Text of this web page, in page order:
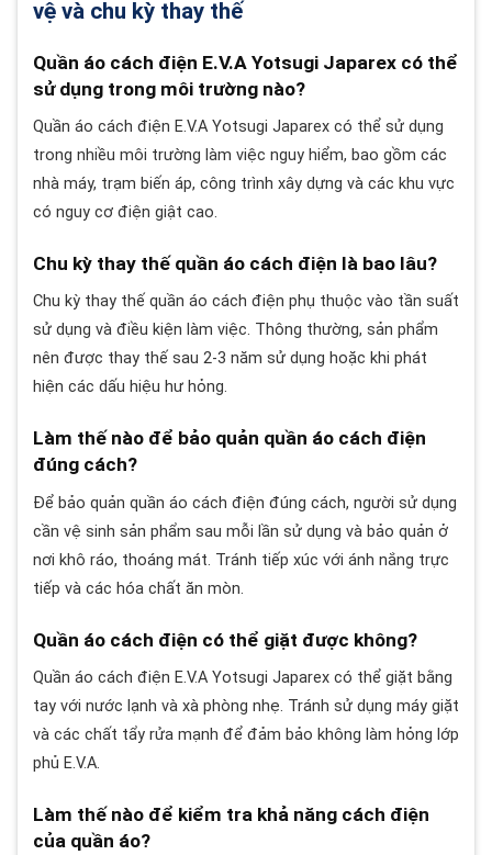
vệ và chu kỳ thay thế
Quần áo cách điện E.V.A Yotsugi Japarex có thể
sử dụng trong môi trường nào?
Quần áo cách điện E.V.A Yotsugi Japarex có thể sử dụng
trong nhiều môi trường làm việc nguy hiểm, bao gồm các
nhà máy, trạm biến áp, công trình xây dựng và các khu vực
có nguy cơ điện giật cao.
Chu kỳ thay thế quần áo cách điện là bao lâu?
Chu kỳ thay thế quần áo cách điện phụ thuộc vào tần suất
sử dụng và điều kiện làm việc. Thông thường, sản phẩm
nên được thay thế sau 2-3 năm sử dụng hoặc khi phát
hiện các dấu hiệu hư hỏng.
Làm thế nào để bảo quản quần áo cách điện
đúng cách?
Để bảo quản quần áo cách điện đúng cách, người sử dụng
cần vệ sinh sản phẩm sau mỗi lần sử dụng và bảo quản ở
nơi khô ráo, thoáng mát. Tránh tiếp xúc với ánh nắng trực
tiếp và các hóa chất ăn mòn.
Quần áo cách điện có thể giặt được không?
Quần áo cách điện E.V.A Yotsugi Japarex có thể giặt bằng
tay với nước lạnh và xà phòng nhẹ. Tránh sử dụng máy giặt
và các chất tẩy rửa mạnh để đảm bảo không làm hỏng lớp
phủ E.V.A.
Làm thế nào để kiểm tra khả năng cách điện
của quần áo?